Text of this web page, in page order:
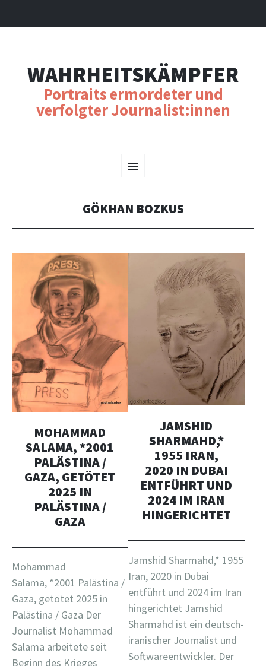
WAHRHEITSKÄMPFER
Portraits ermordeter und
verfolgter Journalist:innen
Menu
TO
GÖKHAN BOZKUS
MOHAMMAD
SALAMA, *2001
PALÄSTINA /
GAZA, GETÖTET
2025 IN
PALÄSTINA /
GAZA
Mohammad
Salama, *2001 Palästina /
Gaza, getötet 2025 in
Palästina / Gaza Der
Journalist Mohammad
Salama arbeitete seit
Beginn des Krieges
JAMSHID
SHARMAHD,*
1955 IRAN,
2020 IN DUBAI
ENTFÜHRT UND
2024 IM IRAN
HINGERICHTET
Jamshid Sharmahd,* 1955
Iran, 2020 in Dubai
entführt und 2024 im Iran
hingerichtet Jamshid
Sharmahd ist ein deutsch-
iranischer Journalist und
Softwareentwickler. Der